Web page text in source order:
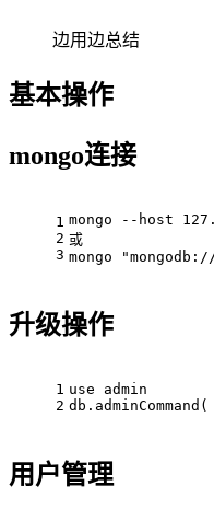
边用边总结
基本操作
mongo连接
1
2
3
mongo --host
或
mongo
升级操作
1
2
use admin
用户管理